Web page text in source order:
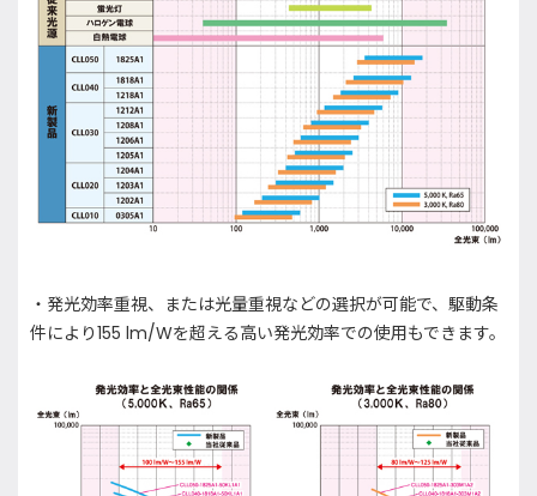
・発光効率重視、または光量重視などの選択が可能で、駆動条
件により155 lm/Wを超える高い発光効率での使用もできます。